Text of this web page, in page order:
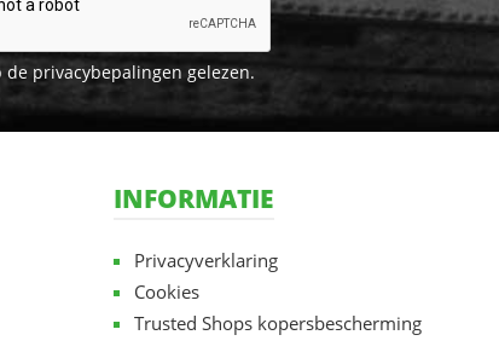
de privacybepalingen gelezen.
INFORMATIE
Privacyverklaring
Cookies
Trusted Shops kopersbescherming